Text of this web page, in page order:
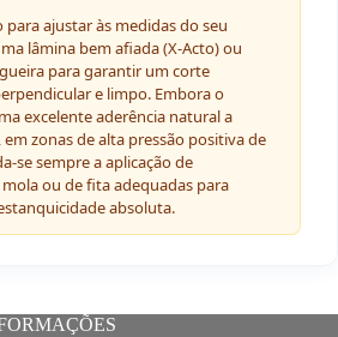
ajustar às medidas do seu
lâmina bem afiada (X-Acto) ou
para garantir um corte
e limpo. Embora o
excelente aderência natural a
em zonas de alta pressão positiva de
se sempre a aplicação de
ou de fita adequadas para
absoluta.